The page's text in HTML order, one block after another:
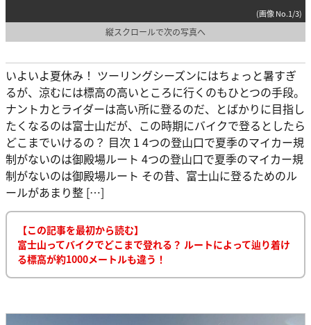
(画像 No.1/3)
縦スクロールで次の写真へ
いよいよ夏休み！ ツーリングシーズンにはちょっと暑すぎ
るが、涼むには標高の高いところに行くのもひとつの手段。
ナントカとライダーは高い所に登るのだ、とばかりに目指し
たくなるのは富士山だが、この時期にバイクで登るとしたら
どこまでいけるの？ 目次 1 4つの登山口で夏季のマイカー規
制がないのは御殿場ルート 4つの登山口で夏季のマイカー規
制がないのは御殿場ルート その昔、富士山に登るためのル
ールがあまり整 […]
【この記事を最初から読む】
富士山ってバイクでどこまで登れる？ ルートによって辿り着け
る標高が約1000メートルも違う！